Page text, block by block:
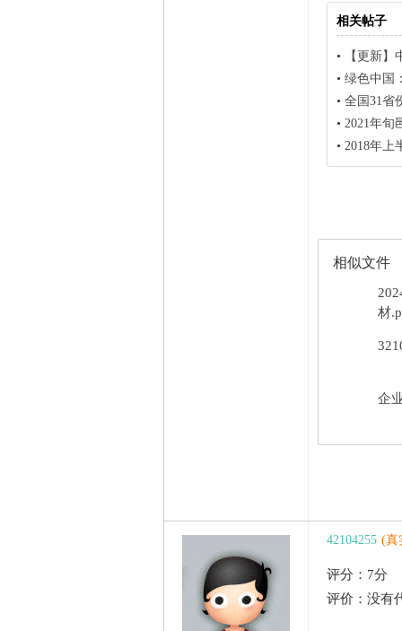
相关帖子
•
【更新
• 绿色中国：全
• 全国31省份286
• 2021年旬
• 2018年上
相似文件
材
企
42104255 (真
评分：7分
评价：没有